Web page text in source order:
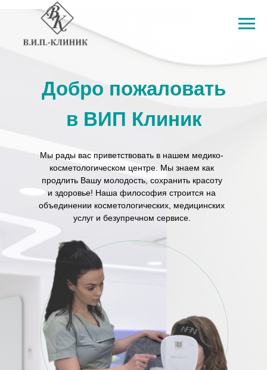
Добро пожаловать
в ВИП Клиник
Мы рады вас приветствовать в нашем медико-
косметологическом центре. Мы знаем как
продлить Вашу молодость, сохранить красоту
и здоровье! Наша философия строится на
объединении косметологических, медицинских
услуг и безупречном сервисе.